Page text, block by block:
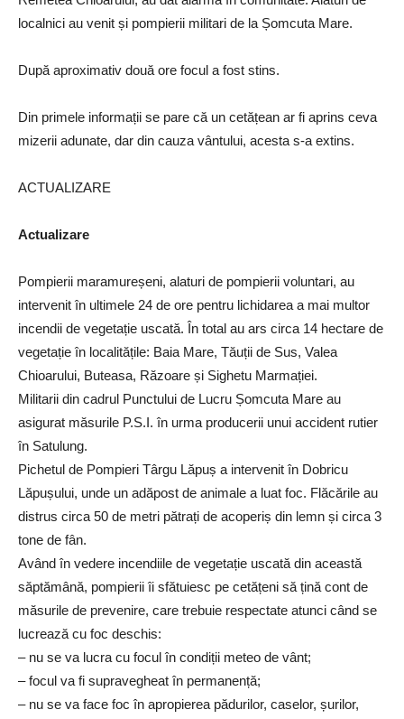
localnici au venit și pompierii militari de la Șomcuta Mare.
După aproximativ două ore focul a fost stins.
Din primele informații se pare că un cetățean ar fi aprins ceva
mizerii adunate, dar din cauza vântului, acesta s-a extins.
ACTUALIZARE
Actualizare
Pompierii maramureșeni, alaturi de pompierii voluntari, au
intervenit în ultimele 24 de ore pentru lichidarea a mai multor
incendii de vegetație uscată. În total au ars circa 14 hectare de
vegetație în localitățile: Baia Mare, Tăuții de Sus, Valea
Chioarului, Buteasa, Răzoare și Sighetu Marmației.
Militarii din cadrul Punctului de Lucru Șomcuta Mare au
asigurat măsurile P.S.I. în urma producerii unui accident rutier
în Satulung.
Pichetul de Pompieri Târgu Lăpuș a intervenit în Dobricu
Lăpușului, unde un adăpost de animale a luat foc. Flăcările au
distrus circa 50 de metri pătrați de acoperiș din lemn și circa 3
tone de fân.
Având în vedere incendiile de vegetație uscată din această
săptămână, pompierii îi sfătuiesc pe cetățeni să țină cont de
măsurile de prevenire, care trebuie respectate atunci când se
lucrează cu foc deschis:
– nu se va lucra cu focul în condiții meteo de vânt;
– focul va fi supravegheat în permanență;
– nu se va face foc în apropierea pădurilor, caselor, șurilor,